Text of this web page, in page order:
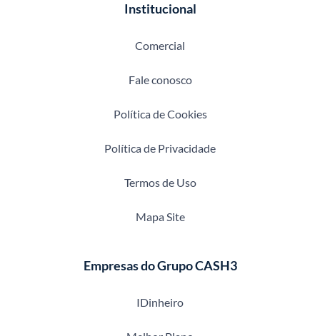
Institucional
Comercial
Fale conosco
Política de Cookies
Política de Privacidade
Termos de Uso
Mapa Site
Empresas do Grupo CASH3
IDinheiro